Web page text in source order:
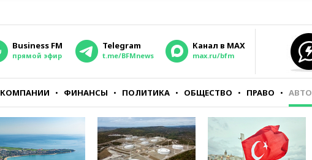
Business FM
прямой эфир
Telegram
t.me/BFMnews
Канал в MAX
max.ru/bfm
КОМПАНИИ ФИНАНСЫ ПОЛИТИКА ОБЩЕСТВО ПРАВО АВТО